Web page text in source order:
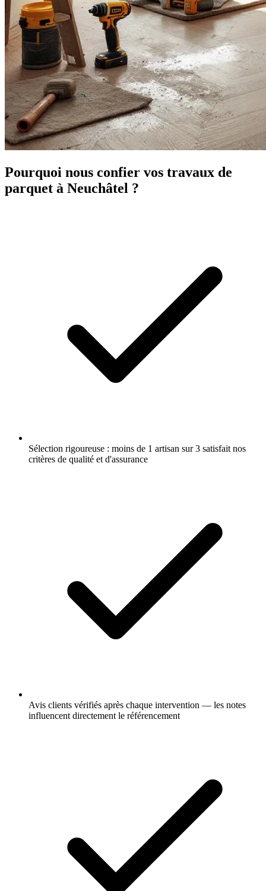
Pourquoi nous confier vos travaux de
parquet à Neuchâtel ?
Sélection rigoureuse : moins de 1 artisan sur 3 satisfait nos
critères de qualité et d'assurance
Avis clients vérifiés après chaque intervention — les notes
influencent directement le référencement